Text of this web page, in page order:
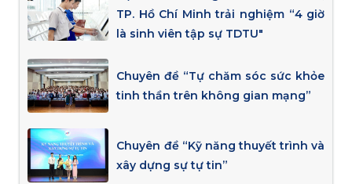
TP. Hồ Chí Minh trải nghiệm “4 giờ
là sinh viên tập sự TDTU"
Chuyên đề “Tự chăm sóc sức khỏe
tinh thần trên không gian mạng”
Chuyên đề “Kỹ năng thuyết trình và
xây dựng sự tự tin”